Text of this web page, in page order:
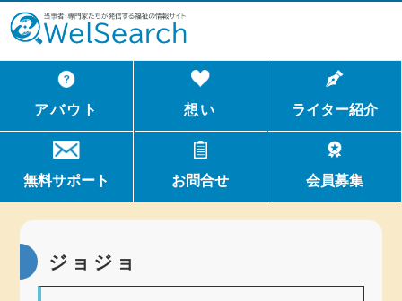
WelSerch
アバウト 想い ライター紹介
無料サポート お問合せ 会員募集
ジョジョ